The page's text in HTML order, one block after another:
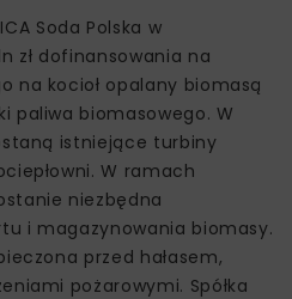
Soda Polska w
zł dofinansowania na
na kocioł opalany biomasą
paliwa biomasowego. W
istniejące turbiny
W ramach
niezbędna
i magazynowania biomasy.
przed hałasem,
pożarowymi. Spółka